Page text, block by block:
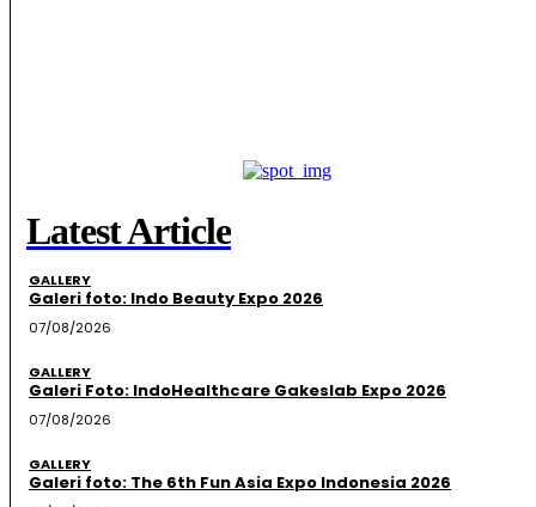
Latest Article
GALLERY
Galeri foto: Indo Beauty Expo 2026
07/08/2026
GALLERY
Galeri Foto: IndoHealthcare Gakeslab Expo 2026
07/08/2026
GALLERY
Galeri foto: The 6th Fun Asia Expo Indonesia 2026